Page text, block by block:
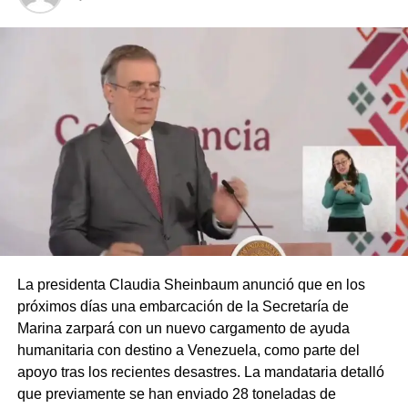
La presidenta Claudia Sheinbaum anunció que en los
próximos días una embarcación de la Secretaría de
Marina zarpará con un nuevo cargamento de ayuda
humanitaria con destino a Venezuela, como parte del
apoyo tras los recientes desastres. La mandataria detalló
que previamente se han enviado 28 toneladas de